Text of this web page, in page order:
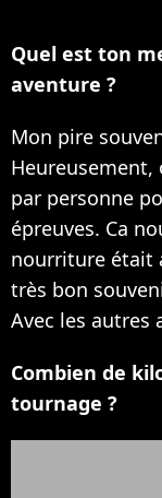
Quel est ton
aventure ?
Mon pire
par personne
épreuves. Ca
nourriture était
très bon
Avec les autres
Combien de
tournage ?